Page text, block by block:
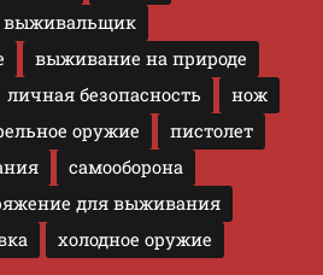
выживальщик
выживание на природе
личная безопасность
нож
оружие
пистолет
самооборона
для выживания
холодное оружие